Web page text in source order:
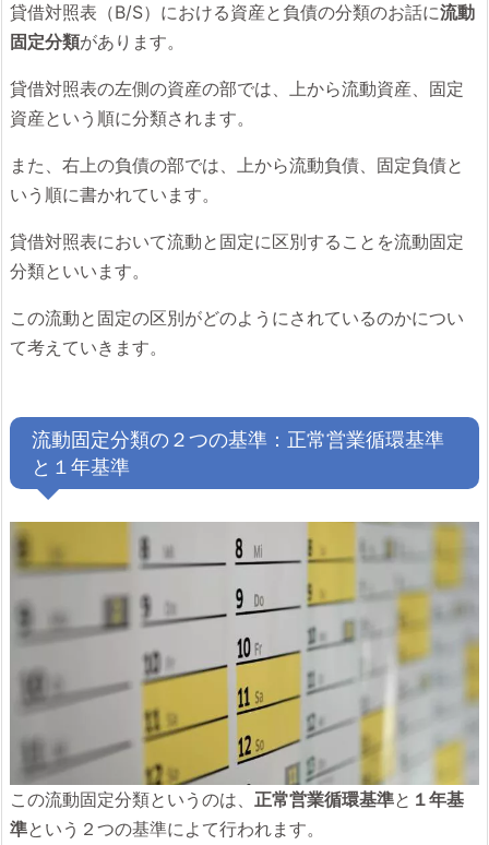
貸借対照表（B/S）における資産と負債の分類のお話に流動
固定分類があります。
貸借対照表の左側の資産の部では、上から流動資産、固定
資産という順に分類されます。
また、右上の負債の部では、上から流動負債、固定負債と
いう順に書かれています。
貸借対照表において流動と固定に区別することを流動固定
分類といいます。
この流動と固定の区別がどのようにされているのかについ
て考えていきます。
流動固定分類の２つの基準：正常営業循環基準
と１年基準
この流動固定分類というのは、 正常営業循環基準と １年基
準という２つの基準によて行われます。